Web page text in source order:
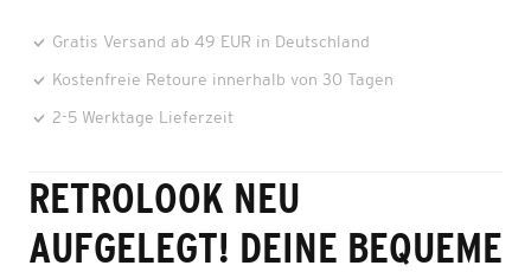
Gratis Versand ab 49 EUR in Deutschland
Kostenfreie Retoure innerhalb von 30 Tagen
2-5 Werktage Lieferzeit
RETROLOOK NEU
AUFGELEGT! DEINE BEQUEME